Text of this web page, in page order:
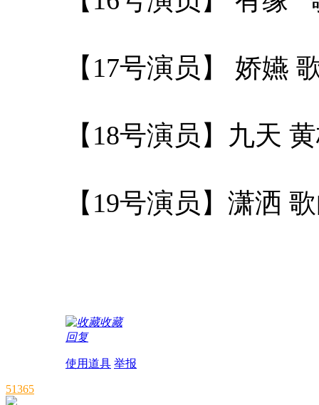
【17号演员】 娇嬿
【18号演员】九天
【19号演员】潇洒
收藏
回复
使用道具 举报
51365